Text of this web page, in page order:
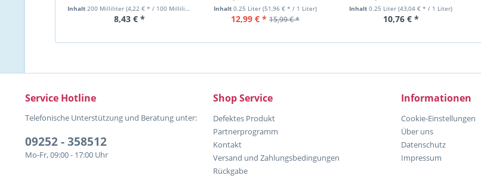
Inhalt 200 Milliliter (4,22 € * / 100 Milliliter)
8,43 € *
Inhalt 0.25 Liter (51,96 € * / 1 Liter)
12,99 € * 15,99 € *
Inhalt0.25 Liter(43,04 € * / 1 Liter)
10,76 € *
Service Hotline
Telefonische Unterstützung und Beratung unter:
09252 - 358512
Mo-Fr, 09:00 - 17:00 Uhr
Shop Service
Defektes Produkt
Partnerprogramm
Kontakt
Versand und Zahlungsbedingungen
Rückgabe
Informationen
Cookie-Einstellungen
Über uns
Datenschutz
Impressum